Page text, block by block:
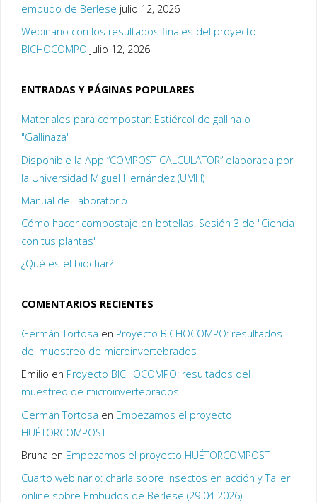
embudo de Berlese julio 12, 2026
Webinario con los resultados finales del proyecto
BICHOCOMPO julio 12, 2026
ENTRADAS Y PÁGINAS POPULARES
Materiales para compostar: Estiércol de gallina o
"Gallinaza"
Disponible la App “COMPOST CALCULATOR” elaborada por
la Universidad Miguel Hernández (UMH)
Manual de Laboratorio
Cómo hacer compostaje en botellas. Sesión 3 de "Ciencia
con tus plantas"
¿Qué es el biochar?
COMENTARIOS RECIENTES
Germán Tortosa en Proyecto BICHOCOMPO: resultados
del muestreo de microinvertebrados
Emilio en Proyecto BICHOCOMPO: resultados del
muestreo de microinvertebrados
Germán Tortosa en Empezamos el proyecto
HUÉTORCOMPOST
Bruna en Empezamos el proyecto HUÉTORCOMPOST
Cuarto webinario: charla sobre Insectos en acción y Taller
online sobre Embudos de Berlese (29 04 2026) –